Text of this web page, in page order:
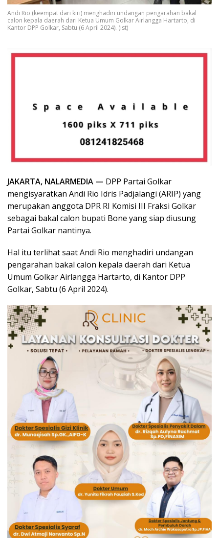
Andi Rio (keempat dari kiri) menghadiri undangan pengarahan bakal
calon kepala daerah dari Ketua Umum Golkar Airlangga Hartarto, di
Kantor DPP Golkar, Sabtu (6 April 2024). (ist)
JAKARTA, NALARMEDIA — DPP Partai Golkar
mengisyaratkan Andi Rio Idris Padjalangi (ARIP) yang
merupakan anggota DPR RI Komisi III Fraksi Golkar
sebagai bakal calon bupati Bone yang siap diusung
Partai Golkar nantinya.
Hal itu terlihat saat Andi Rio menghadiri undangan
pengarahan bakal calon kepala daerah dari Ketua
Umum Golkar Airlangga Hartarto, di Kantor DPP
Golkar, Sabtu (6 April 2024).